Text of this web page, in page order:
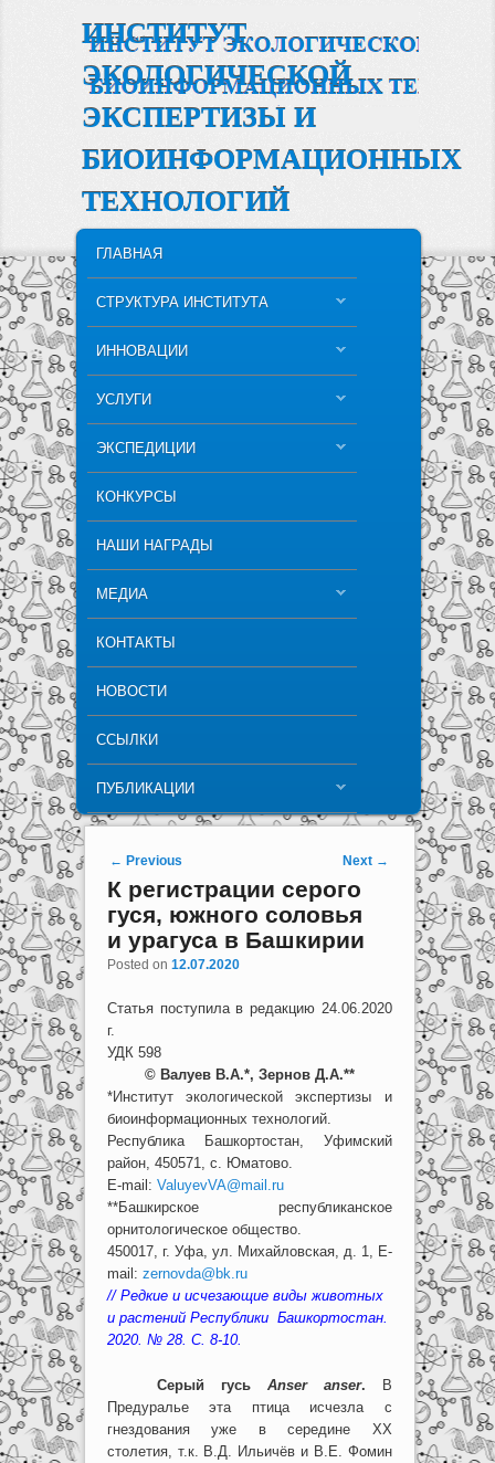
ИНСТИТУТ
ЭКОЛОГИЧЕСКОЙ
ЭКСПЕРТИЗЫ И
БИОИНФОРМАЦИОННЫХ
ТЕХНОЛОГИЙ
SKIP TO PRIMARY CONTENT
SKIP TO SECONDARY CONTENT
ГЛАВНАЯ
СТРУКТУРА ИНСТИТУТА
ИННОВАЦИИ
УСЛУГИ
ЭКСПЕДИЦИИ
КОНКУРСЫ
НАШИ НАГРАДЫ
МЕДИА
КОНТАКТЫ
НОВОСТИ
ССЫЛКИ
ПУБЛИКАЦИИ
Post navigation
← Previous Next →
К регистрации серого
гуся, южного соловья
и урагуса в Башкирии
Posted on 12.07.2020
Статья поступила в редакцию 24.06.2020
г.
УДК 598
© Валуев В.А.*, Зернов Д.А.**
*Институт экологической экспертизы и
биоинформационных технологий.
Республика Башкортостан, Уфимский
район, 450571, с. Юматово.
E-mail: ValuyevVA@mail.ru
**Башкирское республиканское
орнитологическое общество.
450017, г. Уфа, ул. Михайловская, д. 1, E-
mail: zernovda@bk.ru
// Редкие и исчезающие виды животных
и растений Республики Башкортостан.
2020. № 28. С. 8-10.
Серый гусь Anser anser.
В
Предуралье эта птица исчезла с
гнездования уже в середине XX
столетия, т.к. В.Д. Ильичёв и В.Е. Фомин